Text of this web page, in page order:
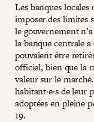
Les banques
imposer des limites
le gouvernement
la banque centrale
pouvaient être
officiel, bien que la
valeur sur le
habitant·e·s de leur
adoptées en pleine
19.